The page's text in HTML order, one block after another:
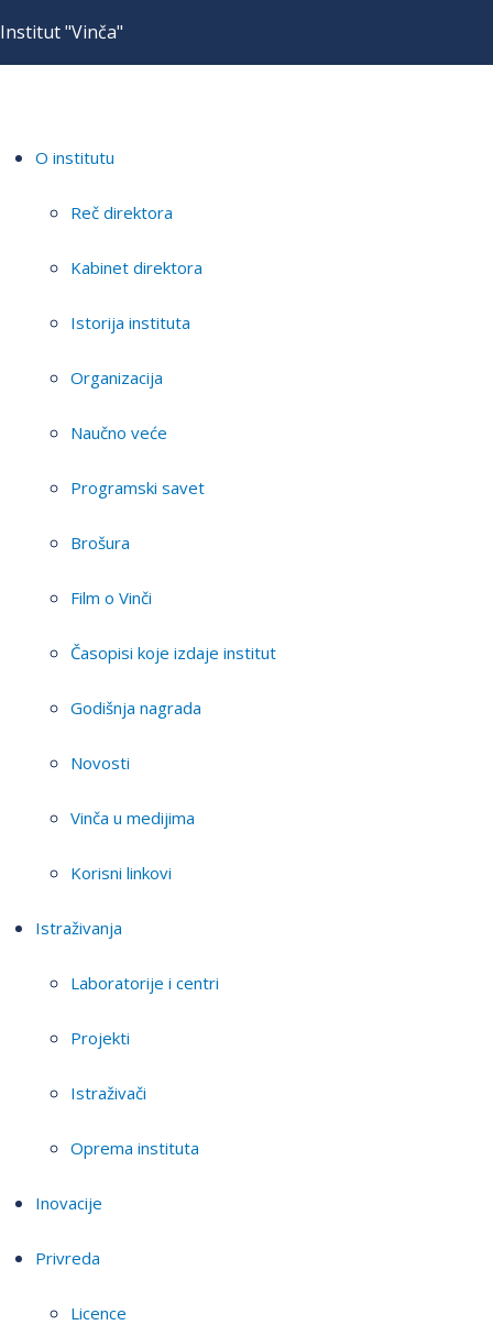
Institut "Vinča"
O institutu
Reč direktora
Kabinet direktora
Istorija instituta
Organizacija
Naučno veće
Programski savet
Brošura
Film o Vinči
Časopisi koje izdaje institut
Godišnja nagrada
Novosti
Vinča u medijima
Korisni linkovi
Istraživanja
Laboratorije i centri
Projekti
Istraživači
Oprema instituta
Inovacije
Privreda
Licence